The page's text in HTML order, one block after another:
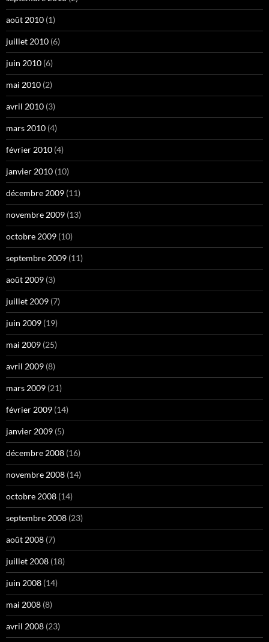
août 2010 (1)
juillet 2010 (6)
juin 2010 (6)
mai 2010 (2)
avril 2010 (3)
mars 2010 (4)
février 2010 (4)
janvier 2010 (10)
décembre 2009 (11)
novembre 2009 (13)
octobre 2009 (10)
septembre 2009 (11)
août 2009 (3)
juillet 2009 (7)
juin 2009 (19)
mai 2009 (25)
avril 2009 (8)
mars 2009 (21)
février 2009 (14)
janvier 2009 (5)
décembre 2008 (16)
novembre 2008 (14)
octobre 2008 (14)
septembre 2008 (23)
août 2008 (7)
juillet 2008 (18)
juin 2008 (14)
mai 2008 (8)
avril 2008 (23)